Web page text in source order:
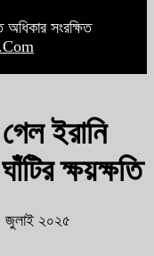
সংরক্ষিত
ইরানি
ক্ষয়ক্ষতি
জুলাই ২০২৫